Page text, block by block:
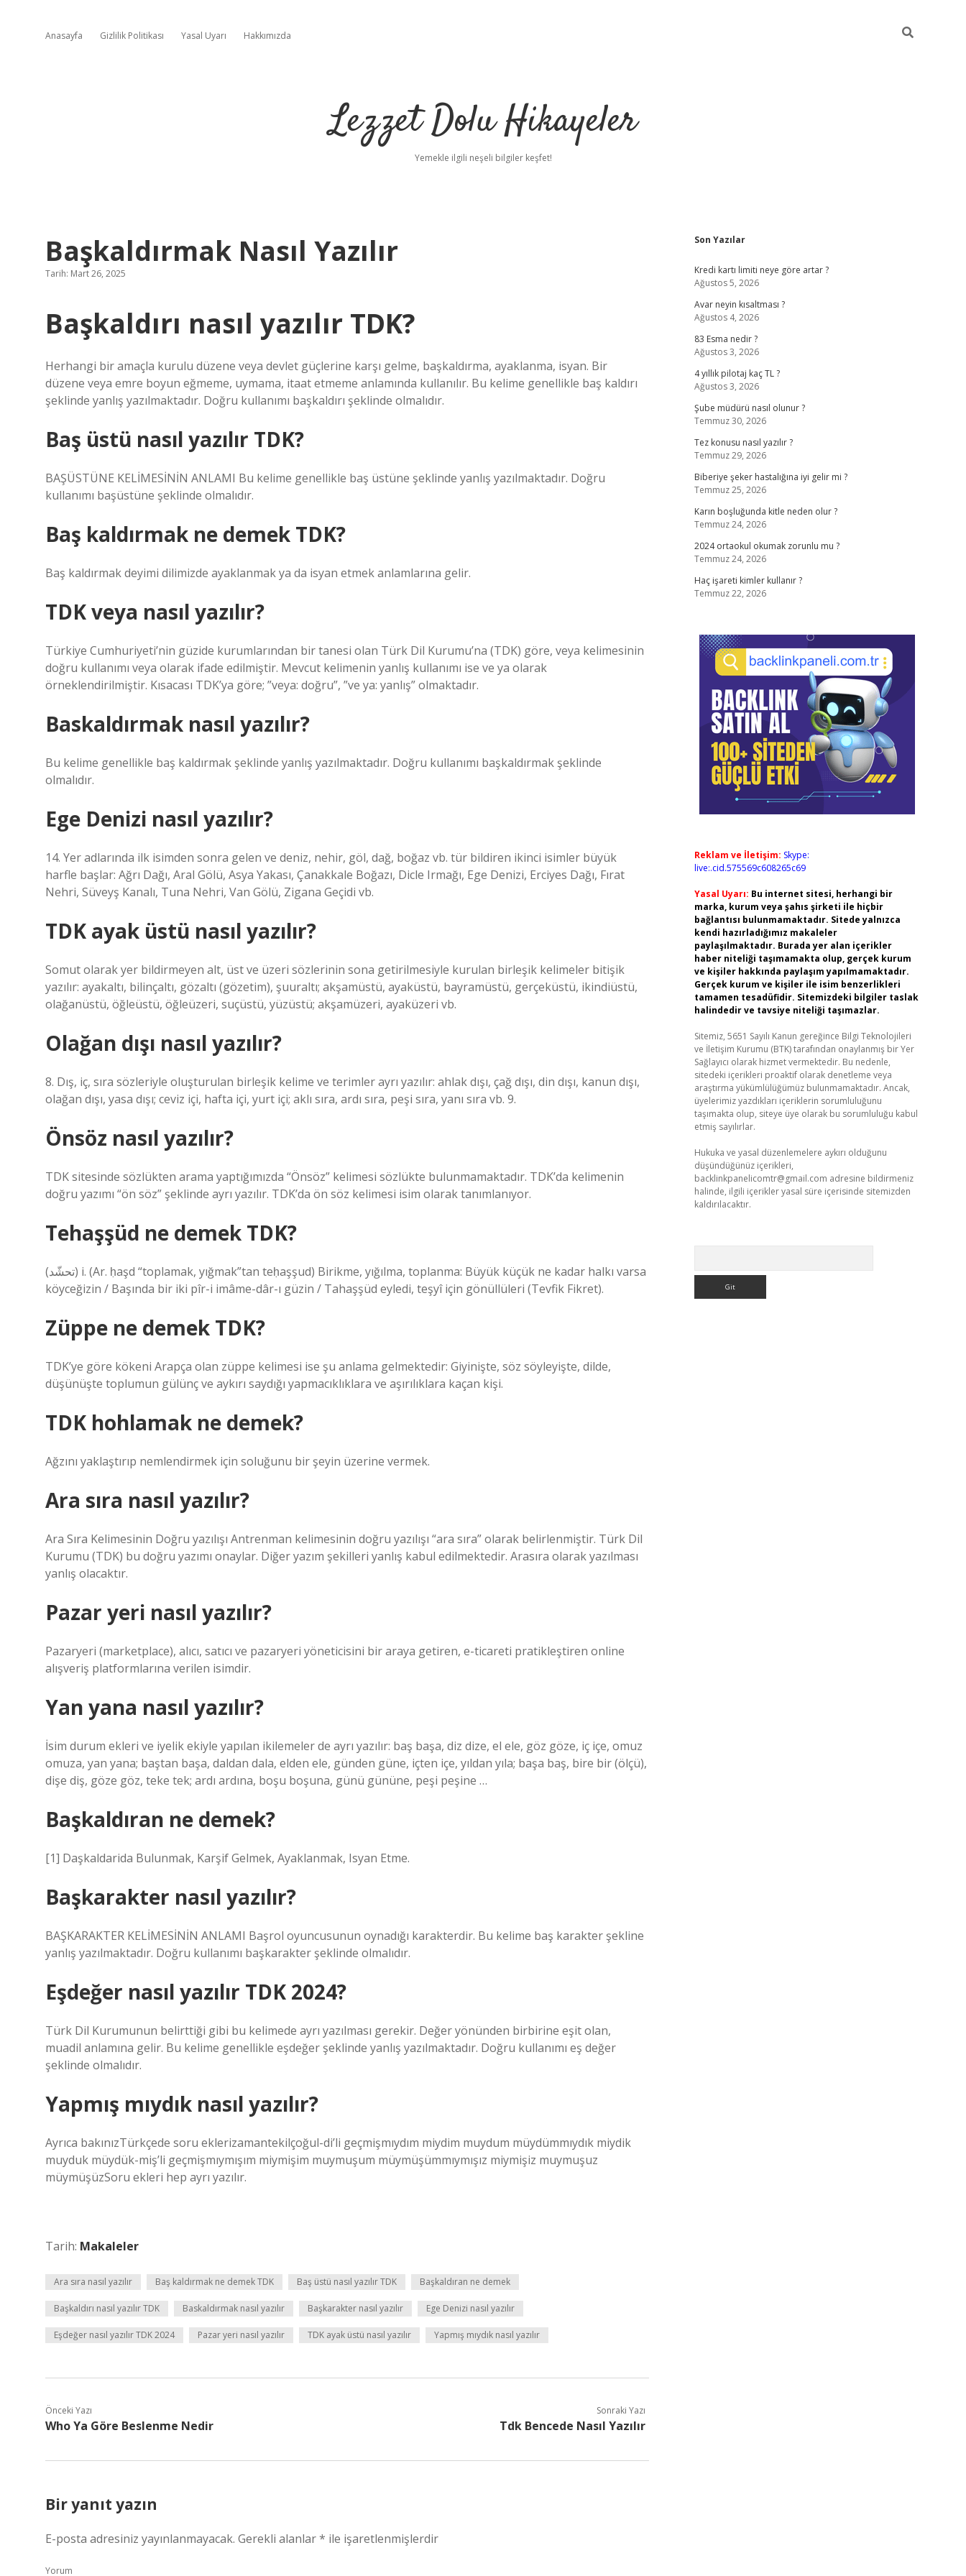
Anasayfa Gizlilik Politikası Yasal Uyarı Hakkımızda
Lezzet Dolu Hikayeler
Yemekle ilgili neşeli bilgiler keşfet!
Başkaldırmak Nasıl Yazılır
Tarih: Mart 26, 2025
Başkaldırı nasıl yazılır TDK?
Herhangi bir amaçla kurulu düzene veya devlet güçlerine karşı gelme, başkaldırma, ayaklanma, isyan. Bir
düzene veya emre boyun eğmeme, uymama, itaat etmeme anlamında kullanılır. Bu kelime genellikle baş kaldırı
şeklinde yanlış yazılmaktadır. Doğru kullanımı başkaldırı şeklinde olmalıdır.
Baş üstü nasıl yazılır TDK?
BAŞÜSTÜNE KELİMESİNİN ANLAMI Bu kelime genellikle baş üstüne şeklinde yanlış yazılmaktadır. Doğru
kullanımı başüstüne şeklinde olmalıdır.
Baş kaldırmak ne demek TDK?
Baş kaldırmak deyimi dilimizde ayaklanmak ya da isyan etmek anlamlarına gelir.
TDK veya nasıl yazılır?
Türkiye Cumhuriyeti’nin güzide kurumlarından bir tanesi olan Türk Dil Kurumu’na (TDK) göre, veya kelimesinin
doğru kullanımı veya olarak ifade edilmiştir. Mevcut kelimenin yanlış kullanımı ise ve ya olarak
örneklendirilmiştir. Kısacası TDK’ya göre; ”veya: doğru”, ”ve ya: yanlış” olmaktadır.
Baskaldırmak nasıl yazılır?
Bu kelime genellikle baş kaldırmak şeklinde yanlış yazılmaktadır. Doğru kullanımı başkaldırmak şeklinde
olmalıdır.
Ege Denizi nasıl yazılır?
14. Yer adlarında ilk isimden sonra gelen ve deniz, nehir, göl, dağ, boğaz vb. tür bildiren ikinci isimler büyük
harfle başlar: Ağrı Dağı, Aral Gölü, Asya Yakası, Çanakkale Boğazı, Dicle Irmağı, Ege Denizi, Erciyes Dağı, Fırat
Nehri, Süveyş Kanalı, Tuna Nehri, Van Gölü, Zigana Geçidi vb.
TDK ayak üstü nasıl yazılır?
Somut olarak yer bildirmeyen alt, üst ve üzeri sözlerinin sona getirilmesiyle kurulan birleşik kelimeler bitişik
yazılır: ayakaltı, bilinçaltı, gözaltı (gözetim), şuuraltı; akşamüstü, ayaküstü, bayramüstü, gerçeküstü, ikindiüstü,
olağanüstü, öğleüstü, öğleüzeri, suçüstü, yüzüstü; akşamüzeri, ayaküzeri vb.
Olağan dışı nasıl yazılır?
8. Dış, iç, sıra sözleriyle oluşturulan birleşik kelime ve terimler ayrı yazılır: ahlak dışı, çağ dışı, din dışı, kanun dışı,
olağan dışı, yasa dışı; ceviz içi, hafta içi, yurt içi; aklı sıra, ardı sıra, peşi sıra, yanı sıra vb. 9.
Önsöz nasıl yazılır?
TDK sitesinde sözlükten arama yaptığımızda “Önsöz” kelimesi sözlükte bulunmamaktadır. TDK’da kelimenin
doğru yazımı “ön söz” şeklinde ayrı yazılır. TDK’da ön söz kelimesi isim olarak tanımlanıyor.
Tehaşşüd ne demek TDK?
(ﺗﺤﺸّﺪ) i. (Ar. ḥaşd “toplamak, yığmak”tan teḥaşşud) Birikme, yığılma, toplanma: Büyük küçük ne kadar halkı varsa
köyceğizin / Başında bir iki pîr-i imâme-dâr-ı güzin / Tahaşşüd eyledi, teşyî için gönüllüleri (Tevfik Fikret).
Züppe ne demek TDK?
TDK’ye göre kökeni Arapça olan züppe kelimesi ise şu anlama gelmektedir: Giyinişte, söz söyleyişte, dilde,
düşünüşte toplumun gülünç ve aykırı saydığı yapmacıklıklara ve aşırılıklara kaçan kişi.
TDK hohlamak ne demek?
Ağzını yaklaştırıp nemlendirmek için soluğunu bir şeyin üzerine vermek.
Ara sıra nasıl yazılır?
Ara Sıra Kelimesinin Doğru yazılışı Antrenman kelimesinin doğru yazılışı “ara sıra” olarak belirlenmiştir. Türk Dil
Kurumu (TDK) bu doğru yazımı onaylar. Diğer yazım şekilleri yanlış kabul edilmektedir. Arasıra olarak yazılması
yanlış olacaktır.
Pazar yeri nasıl yazılır?
Pazaryeri (marketplace), alıcı, satıcı ve pazaryeri yöneticisini bir araya getiren, e-ticareti pratikleştiren online
alışveriş platformlarına verilen isimdir.
Yan yana nasıl yazılır?
İsim durum ekleri ve iyelik ekiyle yapılan ikilemeler de ayrı yazılır: baş başa, diz dize, el ele, göz göze, iç içe, omuz
omuza, yan yana; baştan başa, daldan dala, elden ele, günden güne, içten içe, yıldan yıla; başa baş, bire bir (ölçü),
dişe diş, göze göz, teke tek; ardı ardına, boşu boşuna, günü gününe, peşi peşine …
Başkaldıran ne demek?
[1] Daşkaldarida Bulunmak, Karşif Gelmek, Ayaklanmak, Isyan Etme.
Başkarakter nasıl yazılır?
BAŞKARAKTER KELİMESİNİN ANLAMI Başrol oyuncusunun oynadığı karakterdir. Bu kelime baş karakter şekline
yanlış yazılmaktadır. Doğru kullanımı başkarakter şeklinde olmalıdır.
Eşdeğer nasıl yazılır TDK 2024?
Türk Dil Kurumunun belirttiği gibi bu kelimede ayrı yazılması gerekir. Değer yönünden birbirine eşit olan,
muadil anlamına gelir. Bu kelime genellikle eşdeğer şeklinde yanlış yazılmaktadır. Doğru kullanımı eş değer
şeklinde olmalıdır.
Yapmış mıydık nasıl yazılır?
Ayrıca bakınızTürkçede soru eklerizamantekilçoğul-di’li geçmişmıydım miydim muydum müydümmıydık miydik
muyduk müydük-miş’li geçmişmıymışım miymişim muymuşum müymüşümmıymışız miymişiz muymuşuz
müymüşüzSoru ekleri hep ayrı yazılır.
Tarih: Makaleler
Ara sıra nasıl yazılır Baş kaldırmak ne demek TDK Baş üstü nasıl yazılır TDK Başkaldıran ne demek
Başkaldırı nasıl yazılır TDK Baskaldırmak nasıl yazılır Başkarakter nasıl yazılır Ege Denizi nasıl yazılır
Eşdeğer nasıl yazılır TDK 2024 Pazar yeri nasıl yazılır TDK ayak üstü nasıl yazılır Yapmış mıydık nasıl yazılır
Önceki Yazı
Who Ya Göre Beslenme Nedir
Sonraki Yazı
Tdk Bencede Nasıl Yazılır
Bir yanıt yazın
E-posta adresiniz yayınlanmayacak. Gerekli alanlar* ile işaretlenmişlerdir
Yorum
Sidebar
Son Yazılar
Kredi kartı limiti neye göre artar ?
Ağustos 5, 2026
Avar neyin kısaltması ?
Ağustos 4, 2026
83 Esma nedir ?
Ağustos 3, 2026
4 yıllık pilotaj kaç TL ?
Ağustos 3, 2026
Şube müdürü nasıl olunur ?
Temmuz 30, 2026
Tez konusu nasıl yazılır ?
Temmuz 29, 2026
Biberiye şeker hastalığına iyi gelir mi ?
Temmuz 25, 2026
Karın boşluğunda kitle neden olur ?
Temmuz 24, 2026
2024 ortaokul okumak zorunlu mu ?
Temmuz 24, 2026
Haç işareti kimler kullanır ?
Temmuz 22, 2026
Reklam ve İletişim: Skype:
live:.cid.575569c608265c69
Yasal Uyarı: Bu internet sitesi, herhangi bir
marka, kurum veya şahıs şirketi ile hiçbir
bağlantısı bulunmamaktadır. Sitede yalnızca
kendi hazırladığımız makaleler
paylaşılmaktadır. Burada yer alan içerikler
haber niteliği taşımamakta olup, gerçek kurum
ve kişiler hakkında paylaşım yapılmamaktadır.
Gerçek kurum ve kişiler ile isim benzerlikleri
tamamen tesadüfidir. Sitemizdeki bilgiler taslak
halindedir ve tavsiye niteliği taşımazlar.
Sitemiz, 5651 Sayılı Kanun gereğince Bilgi Teknolojileri
ve İletişim Kurumu (BTK) tarafından onaylanmış bir Yer
Sağlayıcı olarak hizmet vermektedir. Bu nedenle,
sitedeki içerikleri proaktif olarak denetleme veya
araştırma yükümlülüğümüz bulunmamaktadır. Ancak,
üyelerimiz yazdıkları içeriklerin sorumluluğunu
taşımakta olup, siteye üye olarak bu sorumluluğu kabul
etmiş sayılırlar.
Hukuka ve yasal düzenlemelere aykırı olduğunu
düşündüğünüz içerikleri,
backlinkpanelicomtr@gmail.com adresine bildirmeniz
halinde, ilgili içerikler yasal süre içerisinde sitemizden
kaldırılacaktır.